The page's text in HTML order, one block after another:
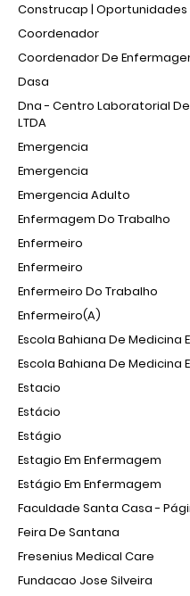
Construcap | Oportunidades
Coordenador
Coordenador De
Dasa
Dna - Centro Laboratorial
LTDA
Emergencia
Emergencia
Emergencia Adulto
Enfermagem Do Trabalho
Enfermeiro
Enfermeiro
Enfermeiro Do Trabalho
Enfermeiro(a)
Escola Bahiana De Medicina
Escola Bahiana De Medicina
Estacio
Estácio
Estágio
Estagio Em Enfermagem
Estágio Em Enfermagem
Faculdade Santa Casa -
Feira De Santana
Fresenius Medical Care
Fundacao Jose Silveira